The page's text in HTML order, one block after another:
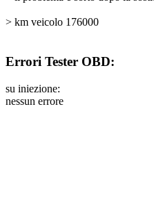
> km veicolo 176000
Errori Tester OBD:
su iniezione:
nessun errore